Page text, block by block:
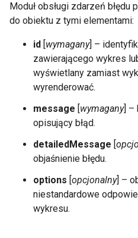
Moduł obsługi zdarzeń
do obiektu z tymi elementami:
id [wymagany] –
zawierającego wykres
wyświetlany zamiast
wyrenderować.
message [wymagany] –
opisujący błąd.
detailedMessage [
objaśnienie błędu.
options [opcjonalny] –
niestandardowe
wykresu.